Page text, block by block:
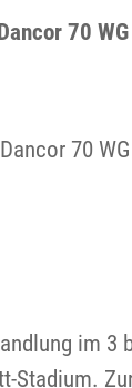
70
70
im 3
Stadium.